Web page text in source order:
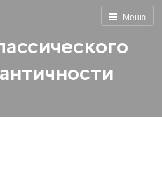
Меню